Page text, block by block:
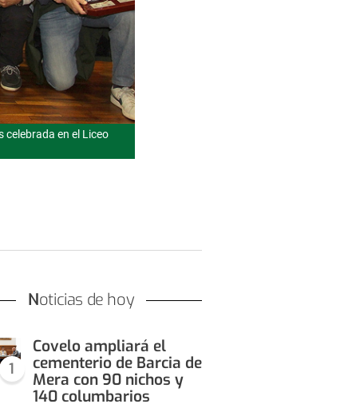
celebrada en el Liceo
Noticias de hoy
1
Covelo ampliará el
cementerio de Barcia de
Mera con 90 nichos y
140 columbarios